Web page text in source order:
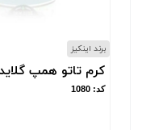
برند اینکیز
کرم تاتو همپ گلاید
کد: 1080